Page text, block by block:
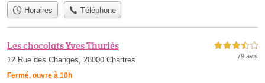
Horaires Téléphone
Les chocolats Yves Thuriès
12 Rue des Changes, 28000 Chartres
Fermé, ouvre à 10h
3,5 étoiles sur 5
79 avis